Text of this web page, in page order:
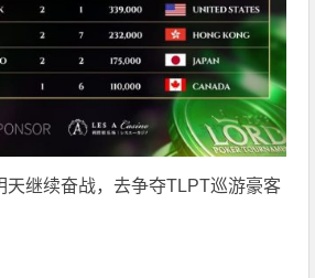
天继续奋战，去争夺TLPT巡游豪客